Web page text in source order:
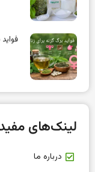
لینک‌های مفید
درباره ما